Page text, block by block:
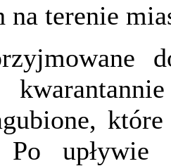
na terenie
Po